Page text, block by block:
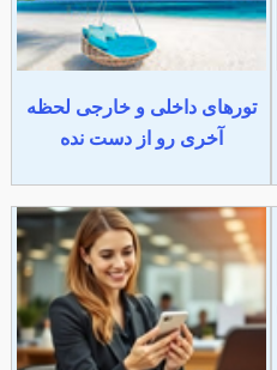
تورهای داخلی و خارجی لحظه
آخری رو از دست نده